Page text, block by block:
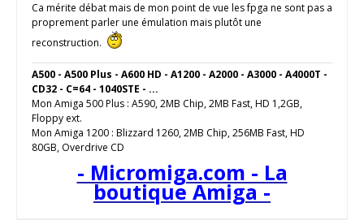
Ca mérite débat mais de mon point de vue les fpga ne sont pas a
proprement parler une émulation mais plutôt une
reconstruction.
A500 - A500 Plus - A600 HD - A1200 - A2000 - A3000 - A4000T -
CD32 - C=64 - 1040STE - ...
Mon Amiga 500 Plus : A590, 2MB Chip, 2MB Fast, HD 1,2GB,
Floppy ext.
Mon Amiga 1200 : Blizzard 1260, 2MB Chip, 256MB Fast, HD
80GB, Overdrive CD
- Micromiga.com - La
boutique Amiga -